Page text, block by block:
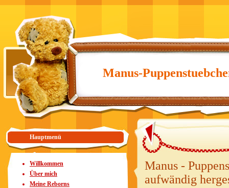
Manus-
Hauptmenü
Willkommen
Über mich
Meine Reborns
Manus -
aufwändig